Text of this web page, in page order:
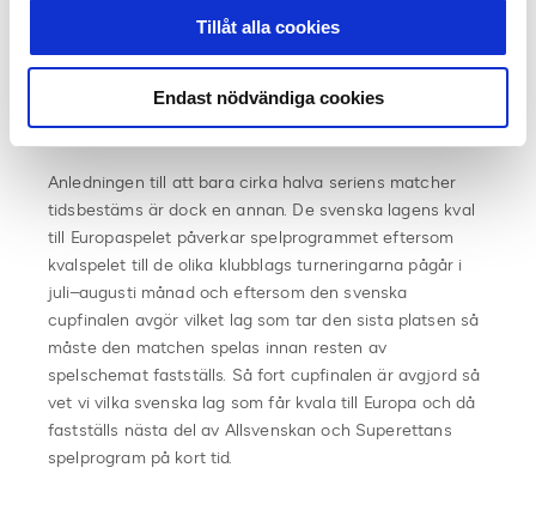
Tillåt alla cookies
Endast nödvändiga cookies
landslag eller U21 och då får inte Allsvenskan pågå
samtidigt, det gör att sommaruppehållet är olika datum
från år till år.
Anledningen till att bara cirkahalva seriens matcher
tidsbestäms är dock en annan. De svenska lagens kval
till Europaspelet påverkar spelprogrammet eftersom
kvalspelet till de olika klubblags turneringarna pågår i
juli–augustimånad och eftersom den svenska
cupfinalen avgör vilket lag som tar den sista platsen så
måste den matchen spelas innan resten av
spelschemat fastställs. Så fort cupfinalen är avgjord så
vet vi vilka svenska lag som får kvala till Europa och då
fastställs nästa delav Allsvenskan och Superettans
spelprogram på kort tid.